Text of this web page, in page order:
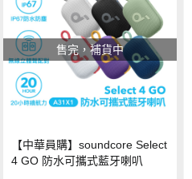
售完，補貨中
【中華員購】soundcore Select
4 GO 防水可攜式藍牙喇叭